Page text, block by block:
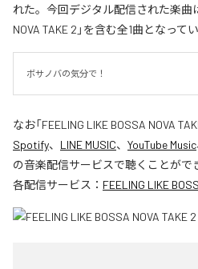
れた。今回デジタル配信された楽曲
NOVA TAKE 2」を含む全1曲となってい
ボサノバの気分で！
なお「FEELING LIKE BOSSA NOVA
Spotify、 LINE MUSIC、 YouTube Music
の音楽配信サービスで聴くことがで
各配信サービス： FEELING LIKE